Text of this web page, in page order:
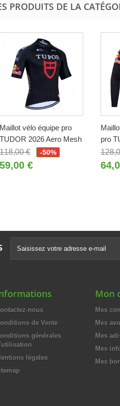
PRODUITS DE LA
Maillot vélo équipe pro
TUDOR 2026 Aero Mesh
118,00 €
-50%
59,00 €
pro
nous
de Vente
générales
légales
Mon
Mes
Mes
Mes
Mes
Mes